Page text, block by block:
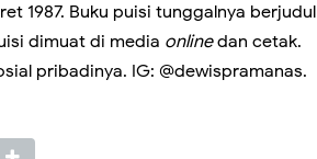
1987. Buku puisi tunggalnya berjudul
dimuat di media onlinedan cetak.
pribadinya. IG: @dewispramanas.